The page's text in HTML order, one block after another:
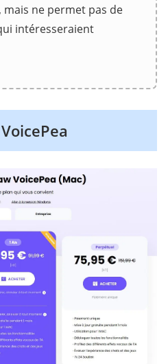
mais ne permet pas de
intéresseraient